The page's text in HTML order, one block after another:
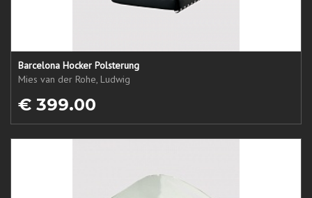
Barcelona Hocker Polsterung
Mies van der Rohe, Ludwig
€ 399.00